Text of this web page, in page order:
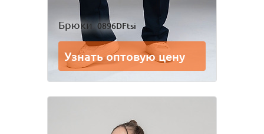
Брюки 0896DFtsi
Узнать оптовую цену